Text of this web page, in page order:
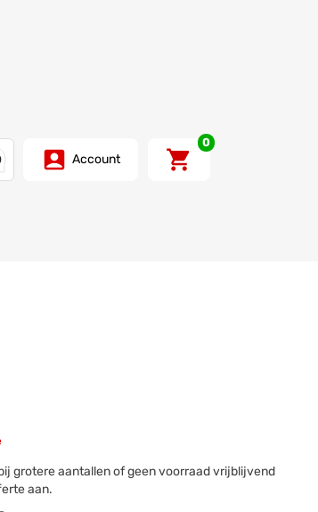
Account
0
grotere aantallen of geen voorraad vrijblijvend
aan.